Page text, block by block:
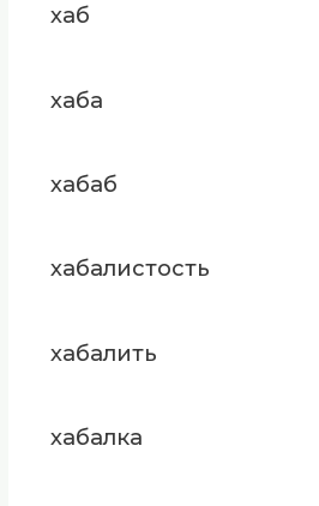
хаб
хаба
хабаб
хабалистость
хабалить
хабалка